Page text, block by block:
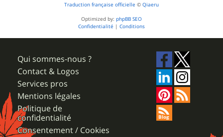
Traduction française officielle © Qiaeru
Optimized by: phpBB SEO
Confidentialité | Conditions
Qui sommes-nous ?
Contact & Logos
Services pros
Mentions légales
Politique de
confidentialité
Consentement / Cookies